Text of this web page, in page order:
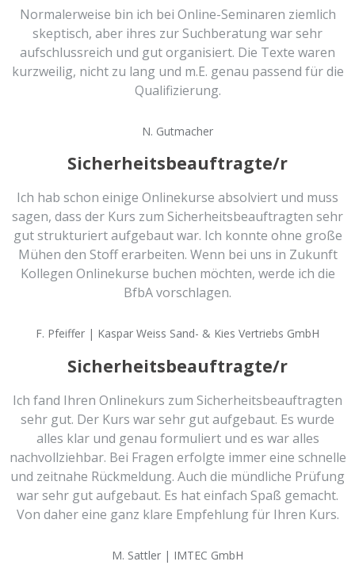
Normalerweise bin ich bei Online-Seminaren ziemlich
skeptisch, aber ihres zur Suchberatung war sehr
aufschlussreich und gut organisiert. Die Texte waren
kurzweilig, nicht zu lang und m.E. genau passend für die
Qualifizierung.
N. Gutmacher
Sicherheitsbeauftragte/r
Ich hab schon einige Onlinekurse absolviert und muss
sagen, dass der Kurs zum Sicherheitsbeauftragten sehr
gut strukturiert aufgebaut war. Ich konnte ohne große
Mühen den Stoff erarbeiten. Wenn bei uns in Zukunft
Kollegen Onlinekurse buchen möchten, werde ich die
BfbA vorschlagen.
F. Pfeiffer | Kaspar Weiss Sand- & Kies Vertriebs GmbH
Sicherheitsbeauftragte/r
Ich fand Ihren Onlinekurs zum Sicherheitsbeauftragten
sehr gut. Der Kurs war sehr gut aufgebaut. Es wurde
alles klar und genau formuliert und es war alles
nachvollziehbar. Bei Fragen erfolgte immer eine schnelle
und zeitnahe Rückmeldung. Auch die mündliche Prüfung
war sehr gut aufgebaut. Es hat einfach Spaß gemacht.
Von daher eine ganz klare Empfehlung für Ihren Kurs.
M. Sattler | IMTEC GmbH